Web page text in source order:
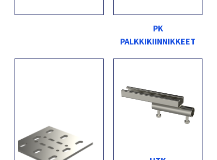
PK
PALKKIKIINNIKKEET